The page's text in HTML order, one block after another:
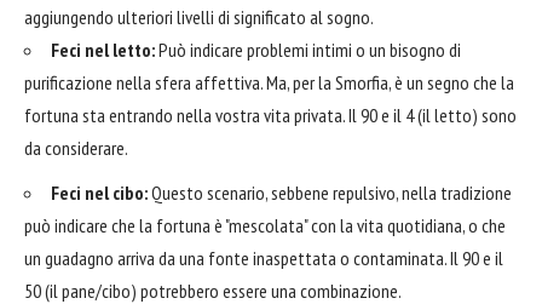
aggiungendo ulteriori livelli di significato al sogno.
Feci nel letto:Può indicare problemi intimi o un bisogno di
purificazione nella sfera affettiva. Ma, per la Smorfia, è un segno che la
fortuna sta entrando nella vostra vita privata. Il 90 e il 4 (il letto) sono
da considerare.
Feci nel cibo:Questo scenario, sebbene repulsivo, nella tradizione
può indicare che la fortuna è "mescolata" con la vita quotidiana, o che
un guadagno arriva da una fonte inaspettata o contaminata. Il 90 e il
50 (il pane/cibo) potrebbero essere una combinazione.